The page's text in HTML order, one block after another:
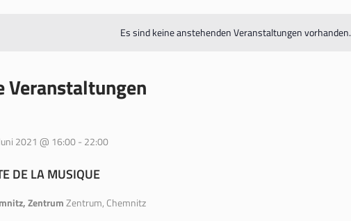
Es sind keine anstehenden Veranstaltungen vorhanden.
Veranstaltungen
2021 @ 16:00- 22:00
DE LA MUSIQUE
ZentrumZentrum, Chemnitz